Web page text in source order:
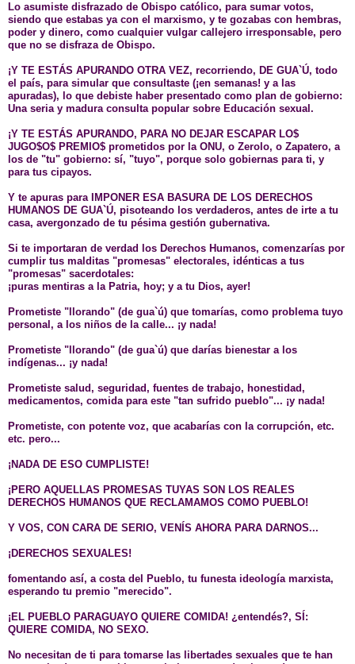
Lo asumiste disfrazado de Obispo católico, para sumar votos,
siendo que estabas ya con el marxismo, y te gozabas con hembras,
poder y dinero, como cualquier vulgar callejero irresponsable, pero
que no se disfraza de Obispo.
¡Y TE ESTÁS APURANDO OTRA VEZ, recorriendo, DE GUA`Ú, todo
el país, para simular que consultaste (¡en semanas! y a las
apuradas), lo que debiste haber presentado como plan de gobierno:
Una seria y madura consulta popular sobre Educación sexual.
¡Y TE ESTÁS APURANDO, PARA NO DEJAR ESCAPAR LO$
JUGO$O$ PREMIO$ prometidos por la ONU, o Zerolo, o Zapatero, a
los de "tu" gobierno: sí, "tuyo", porque solo gobiernas para ti, y
para tus cipayos.
Y te apuras para IMPONER ESA BASURA DE LOS DERECHOS
HUMANOS DE GUA`Ú, pisoteando los verdaderos, antes de irte a tu
casa, avergonzado de tu pésima gestión gubernativa.
Si te importaran de verdad los Derechos Humanos, comenzarías por
cumplir tus malditas "promesas" electorales, idénticas a tus
"promesas" sacerdotales:
¡puras mentiras a la Patria, hoy; y a tu Dios, ayer!
Prometiste "llorando" (de gua`ú) que tomarías, como problema tuyo
personal, a los niños de la calle... ¡y nada!
Prometiste "llorando" (de gua`ú) que darías bienestar a los
indígenas... ¡y nada!
Prometiste salud, seguridad, fuentes de trabajo, honestidad,
medicamentos, comida para este "tan sufrido pueblo"... ¡y nada!
Prometiste, con potente voz, que acabarías con la corrupción, etc.
etc. pero...
¡NADA DE ESO CUMPLISTE!
¡PERO AQUELLAS PROMESAS TUYAS SON LOS REALES
DERECHOS HUMANOS QUE RECLAMAMOS COMO PUEBLO!
Y VOS, CON CARA DE SERIO, VENÍS AHORA PARA DARNOS...
¡DERECHOS SEXUALES!
fomentando así, a costa del Pueblo, tu funesta ideología marxista,
esperando tu premio "merecido".
¡EL PUEBLO PARAGUAYO QUIERE COMIDA! ¿entendés?, SÍ:
QUIERE COMIDA, NO SEXO.
No necesitan de ti para tomarse las libertades sexuales que te han